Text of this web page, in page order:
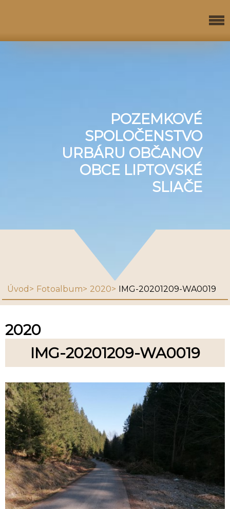
POZEMKOVÉ
SPOLOČENSTVO
URBÁRU OBČANOV
OBCE LIPTOVSKÉ
SLIAČE
Úvod Fotoalbum 2020 IMG-20201209-WA0019
2020
IMG-20201209-WA0019